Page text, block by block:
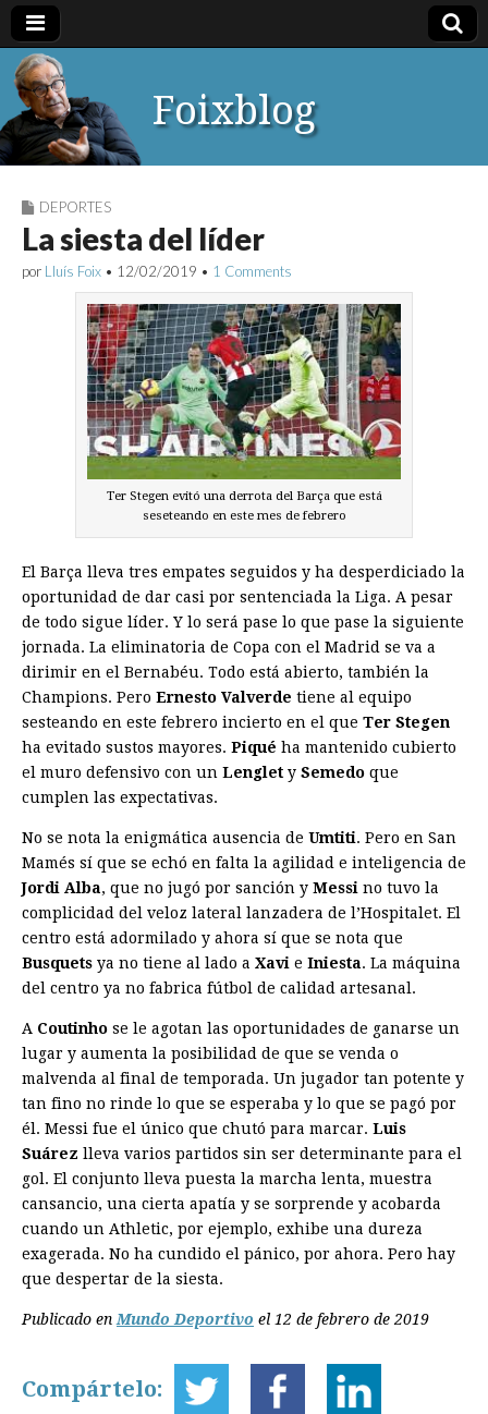
Foixblog
DEPORTES
La siesta del líder
por Lluís Foix • 12/02/2019 • 1 Comments
Ter Stegen evitó una derrota del Barça que está
seseteando en este mes de febrero
El Barça lleva tres empates seguidos y ha desperdiciado la
oportunidad de dar casi por sentenciada la Liga. A pesar
de todo sigue líder. Y lo será pase lo que pase la siguiente
jornada. La eliminatoria de Copa con el Madrid se va a
dirimir en el Bernabéu. Todo está abierto, también la
Champions. Pero Ernesto Valverde tiene al equipo
sesteando en este febrero incierto en el que Ter Stegen
ha evitado sustos mayores. Piqué ha mantenido cubierto
el muro defensivo con un Lenglet y Semedo que
cumplen las expectativas.
No se nota la enigmática ausencia de Umtiti. Pero en San
Mamés sí que se echó en falta la agilidad e inteligencia de
Jordi Alba, que no jugó por sanción y Messi no tuvo la
complicidad del veloz lateral lanzadera de l’Hospitalet. El
centro está adormilado y ahora sí que se nota que
Busquets ya no tiene al lado a Xavi e Iniesta. La máquina
del centro ya no fabrica fútbol de calidad artesanal.
A Coutinho se le agotan las oportunidades de ganarse un
lugar y aumenta la posibilidad de que se venda o
malvenda al final de temporada. Un jugador tan potente y
tan fino no rinde lo que se esperaba y lo que se pagó por
él. Messi fue el único que chutó para marcar. Luis
Suárez lleva varios partidos sin ser determinante para el
gol. El conjunto lleva puesta la marcha lenta, muestra
cansancio, una cierta apatía y se sorprende y acobarda
cuando un Athletic, por ejemplo, exhibe una dureza
exagerada. No ha cundido el pánico, por ahora. Pero hay
que despertar de la siesta.
Publicado en Mundo Deportivo el 12 de febrero de 2019
Compártelo: